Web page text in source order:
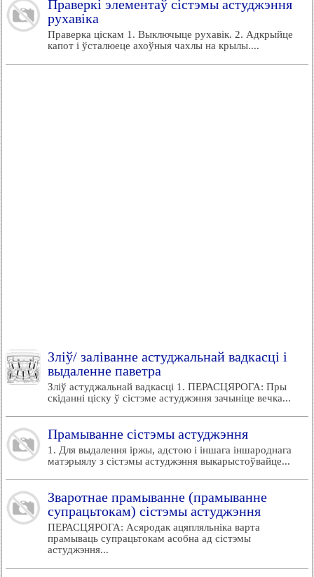
Праверкі элементаў сістэмы астуджэння
рухавіка
Праверка ціскам 1. Выключыце рухавік. 2. Адкрыйце
капот і ўсталюеце ахоўныя чахлы на крылы....
Зліў/ заліванне астуджальнай вадкасці і
выдаленне паветра
Зліў астуджальнай вадкасці 1. ПЕРАСЦЯРОГА: Пры
скіданні ціску ў сістэме астуджэння зачыніце вечка...
Прамыванне сістэмы астуджэння
1. Для выдалення іржы, адстою і іншага іншароднага
матэрыялу з сістэмы астуджэння выкарыстоўвайце...
Зваротнае прамыванне (прамыванне
супрацьтокам) сістэмы астуджэння
ПЕРАСЦЯРОГА: Асяродак ацяпляльніка варта
прамываць супрацьтокам асобна ад сістэмы
астуджэння...